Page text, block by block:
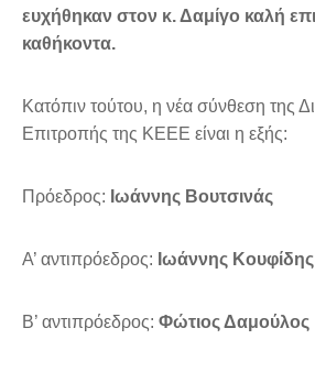
ευχήθηκαν στον κ. Δαμίγο καλή
καθήκοντα.
Κατόπιν τούτου, η νέα σύνθεση της
Επιτροπής της ΚΕΕΕ είναι η εξής:
Πρόεδρος: Ιωάννης Βουτσινάς
Α’ αντιπρόεδρος: Ιωάννης Κουφίδης
Β’ αντιπρόεδρος: Φώτιος Δαμούλος